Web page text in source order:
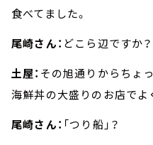
食べてました。
尾崎さん： どこら辺ですか？
土屋： その旭通りからちょ
海鮮丼の大盛りのお店でよ
尾崎さん： 「つり船」？